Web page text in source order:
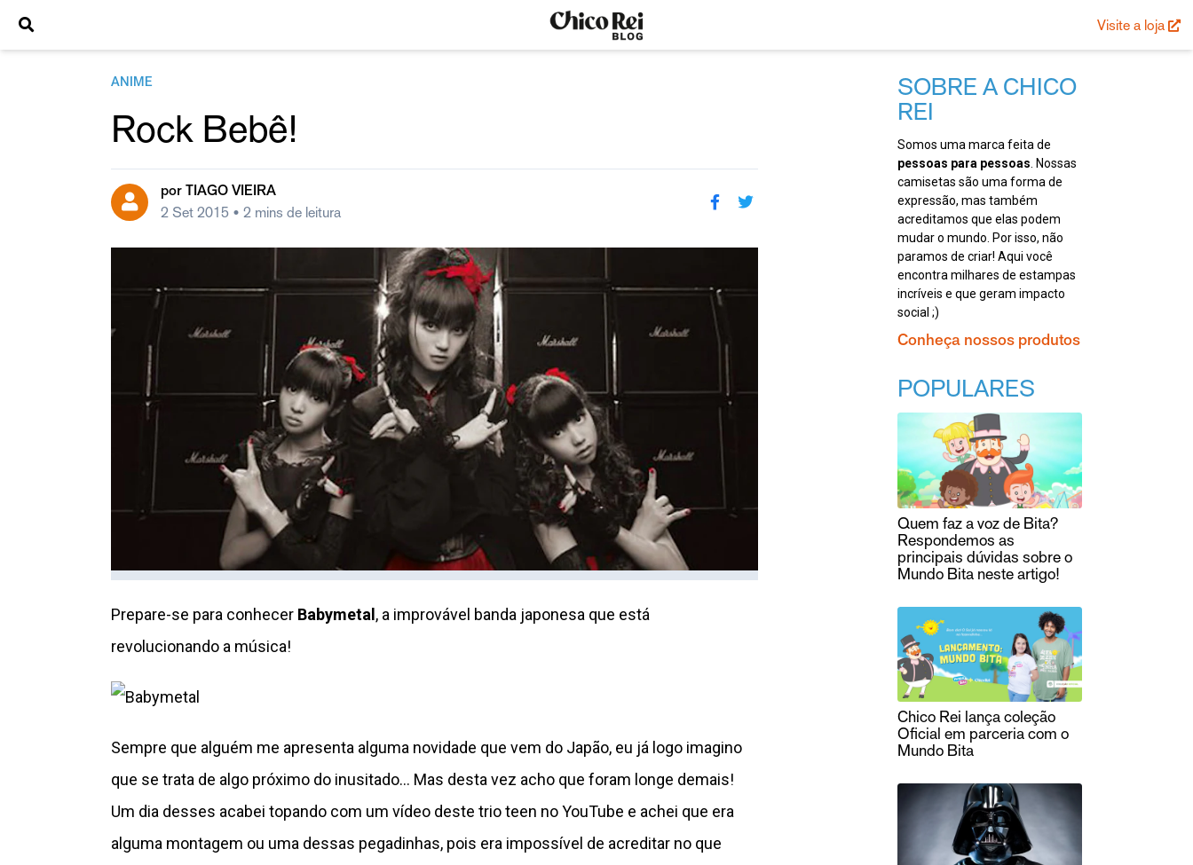
Visite a loja
ANIME
Rock Bebê!
porTIAGO VIEIRA
2 Set 2015 • 2 mins de leitura
Prepare-se para conhecer Babymetal , a improvável banda japonesa que está
revolucionando a música!
Sempre que alguém me apresenta alguma novidade que vem do Japão, eu já logo imagino
que se trata de algo próximo do inusitado… Mas desta vez acho que foram longe demais!
Um dia desses acabei topando com um vídeo deste trio teen no YouTube e achei que era
alguma montagem ou uma dessas pegadinhas, pois era impossível de acreditar no que
SOBRE A CHICO
REI
Somos uma marca feita de
pessoas para pessoas . Nossas
camisetas são uma forma de
expressão, mas também
acreditamos que elas podem
mudar o mundo. Por isso, não
paramos de criar! Aqui você
encontra milhares de estampas
incríveis e que geram impacto
social ;)
Conheça nossos produtos
POPULARES
Quem faz a voz de Bita?
Respondemos as
principais dúvidas sobre o
Mundo Bita neste artigo!
Chico Rei lança coleção
Oficial em parceria com o
Mundo Bita